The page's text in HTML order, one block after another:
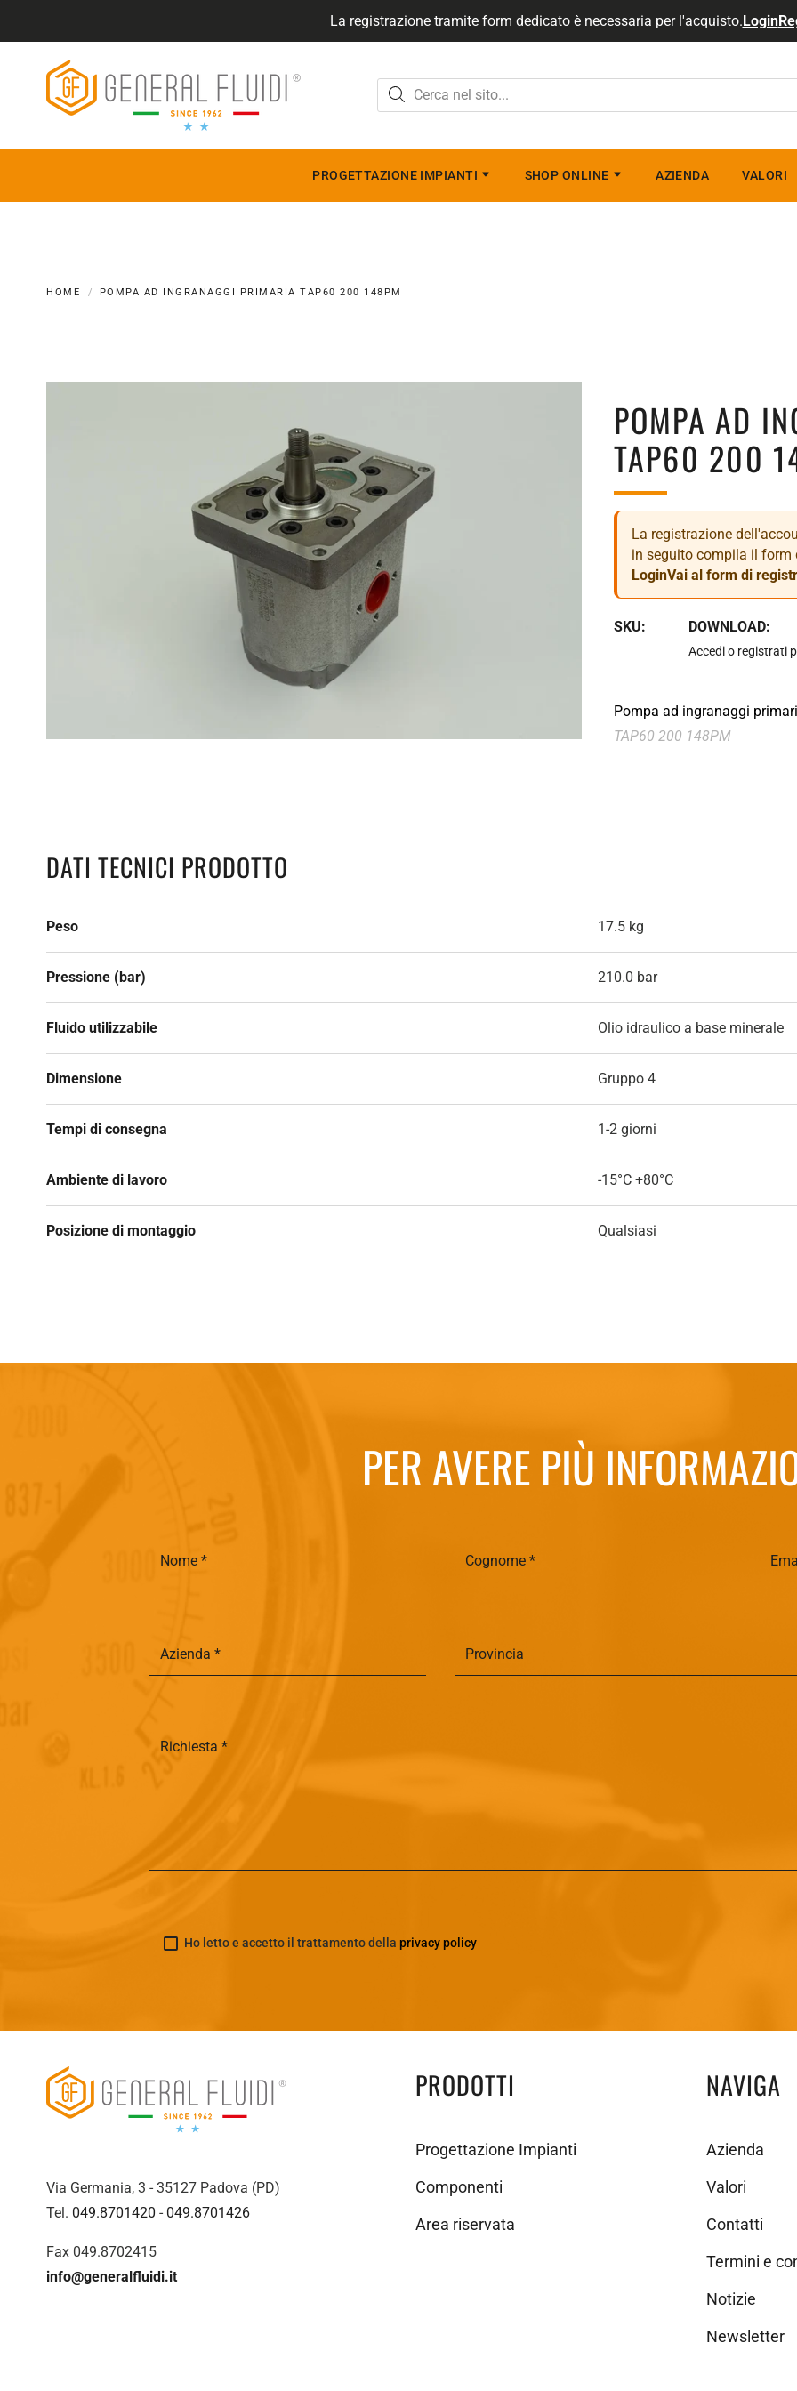
La registrazione tramite form dedicato è necessaria per l'acquisto.Login
GENERALFLUIDI
PROGETTAZIONE IMPIANTI SHOP ONLINE AZIENDA VALORI
HOME POMPA AD INGRANAGGI PRIMARIA TAP60 200 148PM
POMPA AD
TAP60 200
La registrazione
in seguito compila il form
LoginVai al form di
SKU: DOWNLOAD:
Accedi o registrati
Pompa ad ingranaggi
TAP60 200 148PM
DATI TECNICI PRODOTTO
Peso 17.5 kg
Pressione (bar) 210.0 bar
Fluido utilizzabile Olio idraulico a base minerale
Dimensione Gruppo 4
Tempi di consegna 1-2 giorni
Ambiente di lavoro -15°C +80°C
Posizione di montaggio Qualsiasi
PER AVERE PIÙ
Ho letto e accetto il trattamento della privacy policy
Via Germania, 3 - 35127 Padova (PD)
Tel. 049.8701420 - 049.8701426
Fax 049.8702415
info@generalfluidi.it
PRODOTTI
Progettazione Impianti
Componenti
Area riservata
NAVIGA
Azienda
Valori
Contatti
Termini e
Notizie
Newsletter